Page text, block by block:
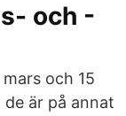
och -
och 15
är på annat